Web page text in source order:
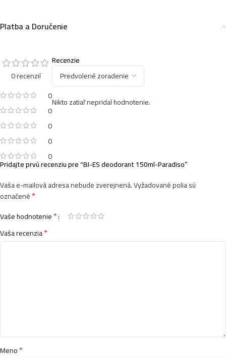
Platba a Doručenie
0 recenzií
0
0
0
0
0
Recenzie
Nikto zatiaľ nepridal hodnotenie.
Pridajte prvú recenziu pre “BI-ES deodorant 150ml-Paradiso”
Vaša e-mailová adresa nebude zverejnená.Vyžadované polia sú
označené*
Vaše hodnotenie*
Vaša recenzia*
Meno*